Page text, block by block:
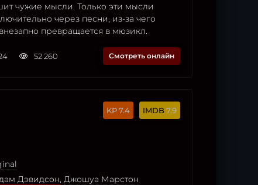
чужие мысли. Только эти мысли
через песни, из-за чего
превращается в мюзикл.
52 260 Смотреть онлайн
7.4 7.9
Дэвидсон, Джошуа Марстон